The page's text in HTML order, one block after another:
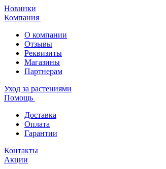
Новинки
Компания
О компании
Отзывы
Реквизиты
Магазины
Партнерам
Уход за растениями
Помощь
Доставка
Оплата
Гарантии
Контакты
Акции